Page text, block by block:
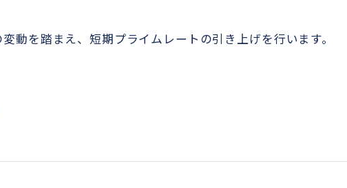
動を踏まえ、短期プライムレートの引き上げを行います。